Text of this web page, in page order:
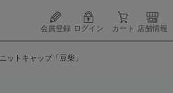
会員登録 ログイン カート 店舗情報
ニットキャップ「豆柴」